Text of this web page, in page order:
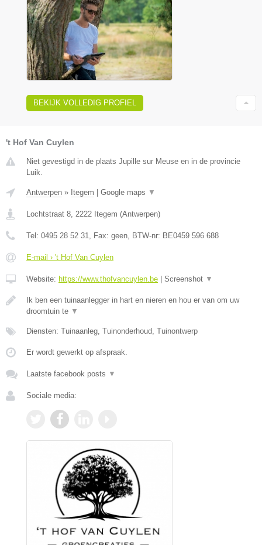
BEKIJK VOLLEDIG PROFIEL
't Hof Van Cuylen
Niet gevestigd in de plaats Jupille sur Meuse en in de provincie
Luik.
Antwerpen » Itegem Google maps ▼
Lochtstraat 8, 2222 Itegem (Antwerpen)
Tel: 0495 28 52 31, Fax: geen, BTW-nr: BE0459 596 688
E-mail › 't Hof Van Cuylen
Website: https://www.thofvancuylen.be Screenshot ▼
Ik ben een tuinaanlegger in hart en nieren en hou er van om uw
droomtuin te ▼
Diensten: Tuinaanleg, Tuinonderhoud, Tuinontwerp
Er wordt gewerkt op afspraak.
Laatste facebook posts ▼
Sociale media: